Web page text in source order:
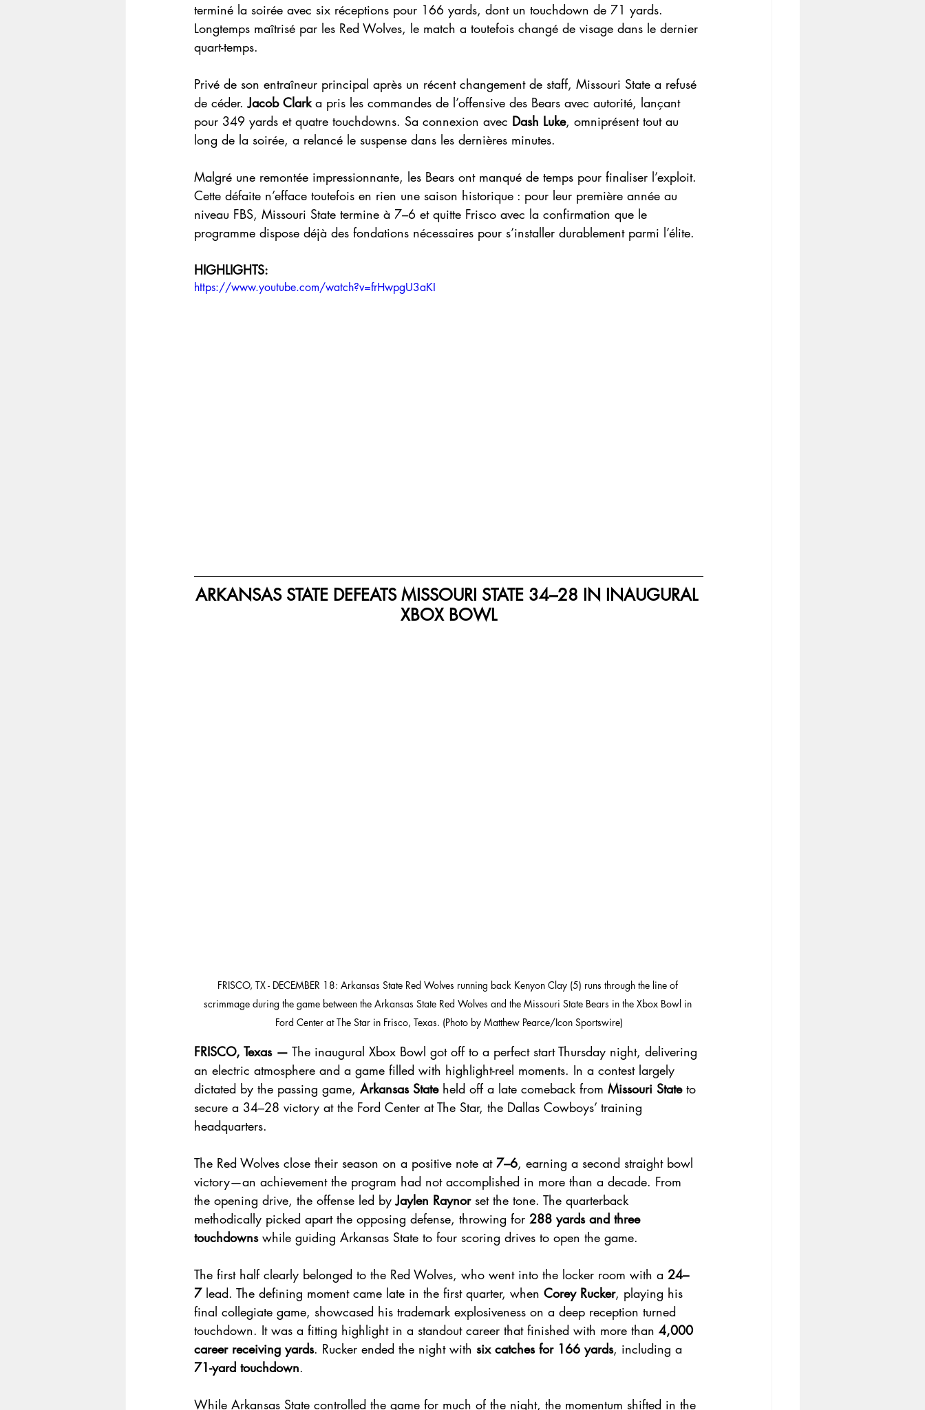
terminé la soirée avec six réceptions pour 166 yards, dont un touchdown de 71 yards.
Longtemps maîtrisé par les Red Wolves, le match a toutefois changé de visage dans le dernier
quart-temps.
Privé de son entraîneur principal après un récent changement de staff, Missouri State a refusé
de céder. Jacob Clark a pris les commandes de l’offensive des Bears avec autorité, lançant
pour 349 yards et quatre touchdowns. Sa connexion avec Dash Luke, omniprésent tout au
long de la soirée, a relancé le suspense dans les dernières minutes.
Malgré une remontée impressionnante, les Bears ont manqué de temps pour finaliser l’exploit.
Cette défaite n’efface toutefois en rien une saison historique : pour leur première année au
niveau FBS, Missouri State termine à 7–6 et quitte Frisco avec la confirmation que le
programme dispose déjà des fondations nécessaires pour s’installer durablement parmi l’élite.
HIGHLIGHTS:
https://www.youtube.com/watch?v=frHwpgU3aKI
ARKANSAS STATE DEFEATS MISSOURI STATE 34–28 IN INAUGURAL
XBOX BOWL
FRISCO, TX - DECEMBER 18: Arkansas State Red Wolves running back Kenyon Clay (5) runs through the line of
scrimmage during the game between the Arkansas State Red Wolves and the Missouri State Bears in the Xbox Bowl in
Ford Center at The Star in Frisco, Texas. (Photo by Matthew Pearce/Icon Sportswire)
FRISCO, Texas — The inaugural Xbox Bowl got off to a perfect start Thursday night, delivering
an electric atmosphere and a game filled with highlight-reel moments. In a contest largely
dictated by the passing game, Arkansas State held off a late comeback from Missouri State to
secure a 34–28 victory at the Ford Center at The Star, the Dallas Cowboys’ training
headquarters.
The Red Wolves close their season on a positive note at 7–6, earning a second straight bowl
victory—an achievement the program had not accomplished in more than a decade. From
the opening drive, the offense led by Jaylen Raynor set the tone. The quarterback
methodically picked apart the opposing defense, throwing for 288 yards and three
touchdowns while guiding Arkansas State to four scoring drives to open the game.
The first half clearly belonged to the Red Wolves, who went into the locker room with a 24–
7 lead. The defining moment came late in the first quarter, when Corey Rucker, playing his
final collegiate game, showcased his trademark explosiveness on a deep reception turned
touchdown. It was a fitting highlight in a standout career that finished with more than 4,000
career receiving yards. Rucker ended the night with six catches for 166 yards, including a
71-yard touchdown.
While Arkansas State controlled the game for much of the night, the momentum shifted in the